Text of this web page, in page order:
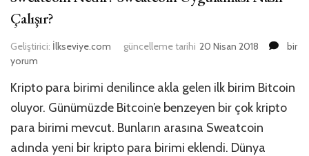
Çalışır?
Geliştirici: İlkseviye.com güncelleme tarihi 20 Nisan 2018
Nasıl
bir
yorum
Kripto para birimi denilince akla gelen ilk birim Bitcoin
oluyor. Günümüzde Bitcoin’e benzeyen bir çok kripto
para birimi mevcut. Bunların arasına Sweatcoin
adında yeni bir kripto para birimi eklendi. Dünya